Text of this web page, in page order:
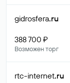
gidrosfera.ru
388 700 ₽
Возможен торг
rtc-internet.ru